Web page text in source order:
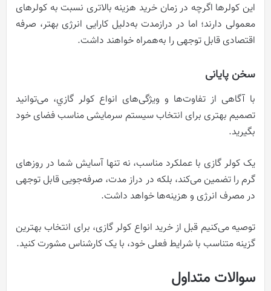
این کولرها اگرچه در زمان خرید هزینه بالاتری نسبت به کولرهای
معمولی دارند؛ اما در درازمدت به‌دلیل کارایی انرژی بهتر، صرفه
اقتصادی قابل توجهی را به‌همراه خواهند داشت.
سخن پایانی
با آگاهی از تفاوت‌ها و ویژگی‌های انواع کولر گازي، می‌توانید
تصمیم بهتری برای انتخاب سیستم سرمایشی مناسب فضای خود
بگیرید.
یک کولر گازی با عملکرد مناسب، نه تنها آسایش شما در روزهای
گرم را تضمین می‌کند، بلکه در دراز مدت، صرفه‌جویی قابل توجهی
در مصرف انرژی و هزینه‌ها خواهد داشت.
توصیه می‌کنیم قبل از خرید انواع کولر گازی، برای انتخاب بهترین
گزینه متناسب با شرایط فعلی خود، با یک کارشناس مشورت کنید.
سوالات متداول